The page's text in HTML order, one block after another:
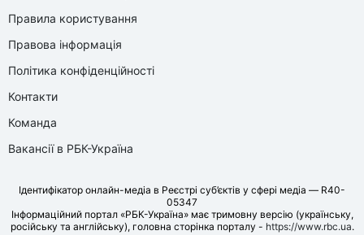
Правила користування
Правова інформація
Політика конфіденційності
Контакти
Команда
Вакансії в РБК-Україна
Ідентифікатор онлайн-медіа в Реєстрі суб’єктів у сфері медіа — R40-
05347
Інформаційний портал «РБК-Україна» має тримовну версію (українську,
російську та англійську), головна сторінка порталу - https://www.rbc.ua.